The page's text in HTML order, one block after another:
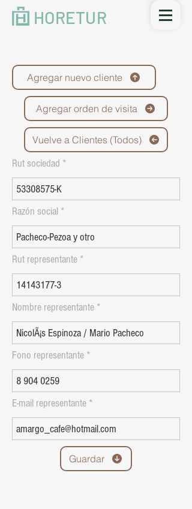
HORETUR
Agregar nuevo cliente
Agregar orden de visita
Vuelve a Clientes (Todos)
Rut sociedad
Razón social
Rut representante
Nombre representante
Fono representante
E-mail representante
Guardar